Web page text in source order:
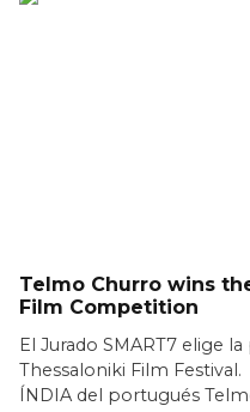
Telmo Churro wins
Film Competition
El Jurado SMART7 elige
Thessaloniki Film Festival.
ÍNDIA del portugués